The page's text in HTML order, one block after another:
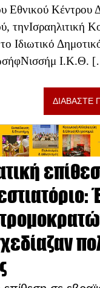
Εθνικού Κέντρου
τηνΙσραηλιτική
Ιδιωτικό
Ι.Κ.Θ.
ΔΙΑΒΑΣΤΕ